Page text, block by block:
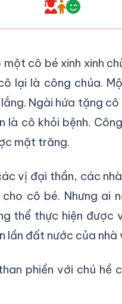
cô bé xinh xinh
lại là công chúa.
Ngài hứa tặng
là cô khỏi bệnh.
mặt trăng.
vị đại thần, các
cô bé. Nhưng ai
thể thực hiện
lần đất nước của nhà
phiền với chú hề